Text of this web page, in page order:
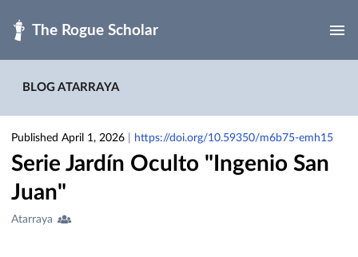
BLOG ATARRAYA
Published April 1, 2026 https://doi.org/10.59350/m6b75-emh15
Serie Jardín Oculto "Ingenio San
Juan"
Creators
Atarraya